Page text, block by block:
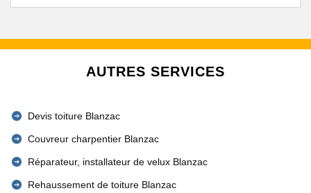
AUTRES SERVICES
Devis toiture Blanzac
Couvreur charpentier Blanzac
Réparateur, installateur de velux Blanzac
Rehaussement de toiture Blanzac